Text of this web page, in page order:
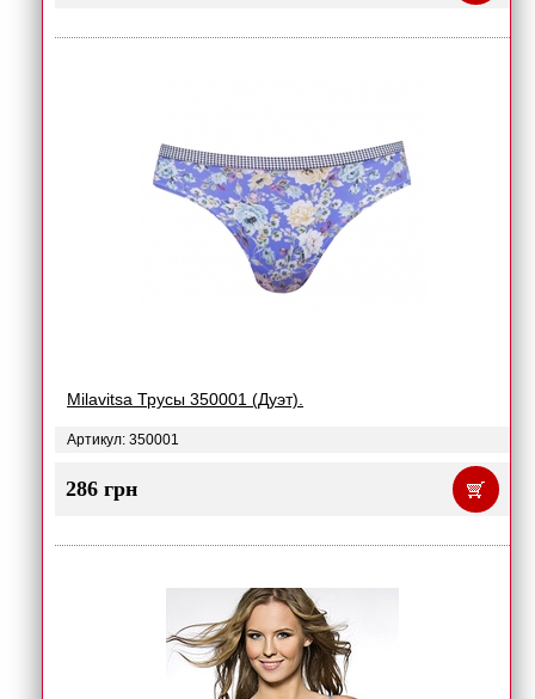
Milavitsa Трусы 350001 (Дуэт).
Артикул: 350001
286 грн